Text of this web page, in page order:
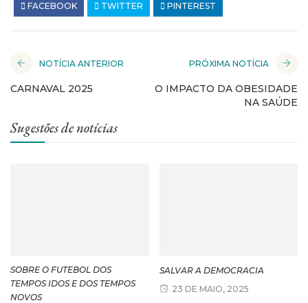
FACEBOOK TWITTER PINTEREST
NOTÍCIA ANTERIOR
CARNAVAL 2025
PRÓXIMA NOTÍCIA
O IMPACTO DA OBESIDADE
NA SAÚDE
Sugestões de notícias
SOBRE O FUTEBOL DOS
TEMPOS IDOS E DOS TEMPOS
NOVOS
SALVAR A DEMOCRACIA
23 DE MAIO, 2025